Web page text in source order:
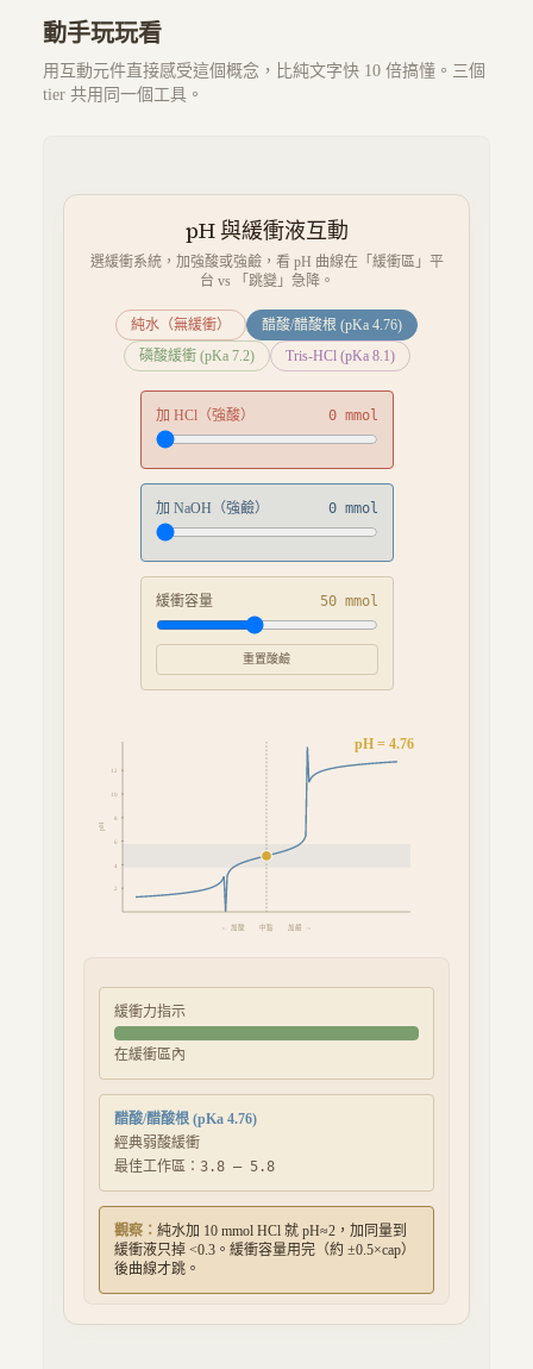
動手玩玩看
用互動元件直接感受這個概念，比純文字快 10 倍搞懂。三個
tier 共用同一個工具。
pH 與緩衝液互動
選緩衝系統，加強酸或強鹼，看 pH 曲線在「緩衝區」平
台 vs 「跳變」急降。
純水（無緩衝）
醋酸/醋酸根 (pKa 4.76)
磷酸緩衝 (pKa 7.2)
Tris-HCl (pKa 8.1)
加 HCl（強酸） 0mmol
加 NaOH（強鹼） 0mmol
緩衝容量 50mmol
重置酸鹼
← 加酸 中點 加鹼 →
pH
2
4
6
12
pH = 4.76
緩衝力指示
在緩衝區內
醋酸/醋酸根 (pKa 4.76)
經典弱酸緩衝
最佳工作區： 3.8 – 5.8
觀察： 純水加 10 mmol HCl 就 pH≈2，加同量到
緩衝液只掉 <0.3。緩衝容量用完（約 ±0.5×cap）
後曲線才跳。